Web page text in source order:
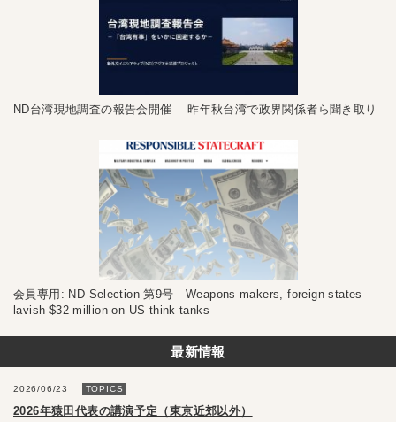
ND台湾現地調査の報告会開催 昨年秋台湾で政界関係者ら聞き取り
会員専用: ND Selection 第9号 Weapons makers, foreign states
lavish $32 million on US think tanks
最新情報
2026/06/23 TOPICS
2026年猿田代表の講演予定（東京近郊以外）